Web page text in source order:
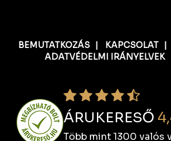
BEMUTATKOZÁS| KAPCSOLAT|
ADATVÉDELMI IRÁNYELVEK
ÁRUKERESŐ
Több mint 1300 valós